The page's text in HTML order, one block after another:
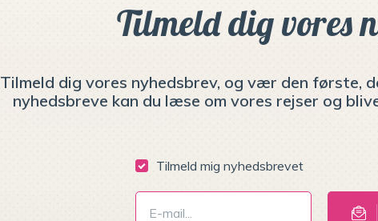
Tilmeld dig vores
Tilmeld dig vores nyhedsbrev, og vær den første,
nyhedsbreve kan du læse om vores rejser og
Tilmeld mig nyhedsbrevet